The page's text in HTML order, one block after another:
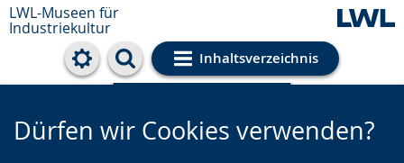
LWL-Museen für
Industriekultur
Inhaltsverzeichnis
Cookie-Einstellungen
Dürfen wir Cookies verwenden?